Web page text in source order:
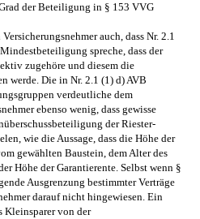
der Beteiligung in § 153 VVG
auch, dass Nr. 2.1
spreche, dass der
zugehöre und diesem die
werde. Die in Nr. 2.1 (1) d) AVB
verdeutliche dem
ebenso wenig, dass gewisse
der Riester-
wie die Aussage, dass die Höhe der
gewählten Baustein, dem Alter des
Höhe der Garantierente. Selbst wenn §
Ausgrenzung bestimmter Verträge
darauf nicht hingewiesen. Ein
Kleinsparer von der